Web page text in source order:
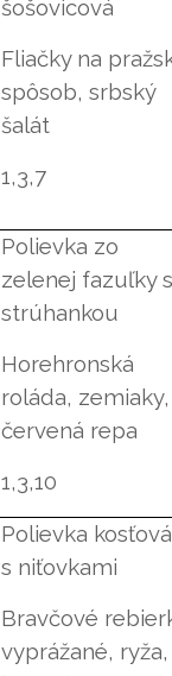
šošovicová
Fliačky na
spôsob, srbský
šalát
1,3,7
Polievka zo
zelenej fazuľky
strúhankou
Horehronská
roláda, zemiaky,
červená repa
1,3,10
Polievka kosťová
s niťovkami
Bravčové
vyprážané, ryža,